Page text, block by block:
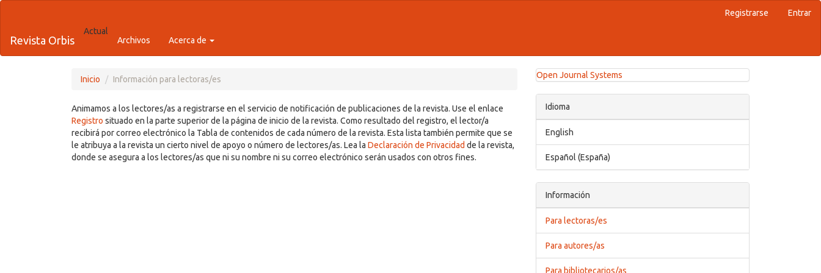
##plugins.themes.bootstrap3.accessible_menu.label##
##plugins.themes.bootstrap3.accessible_menu.main_navigation##
##plugins.themes.bootstrap3.accessible_menu.main_content##
Registrarse Entrar
Revista Orbis
Actual
Archivos
Acerca de
Inicio Información para lectoras/es
Animamos a los lectores/as a registrarse en el servicio de notificación de publicaciones de la revista. Use el enlace
Registro situado en la parte superior de la página de inicio de la revista. Como resultado del registro, el lector/a
recibirá por correo electrónico la Tabla de contenidos de cada número de la revista. Esta lista también permite que se
le atribuya a la revista un cierto nivel de apoyo o número de lectores/as. Lea la Declaración de Privacidad de la revista,
donde se asegura a los lectores/as que ni su nombre ni su correo electrónico serán usados con otros fines.
Open Journal Systems
Idioma
English
Español (España)
Información
Para lectoras/es
Para autores/as
Para bibliotecarios/as